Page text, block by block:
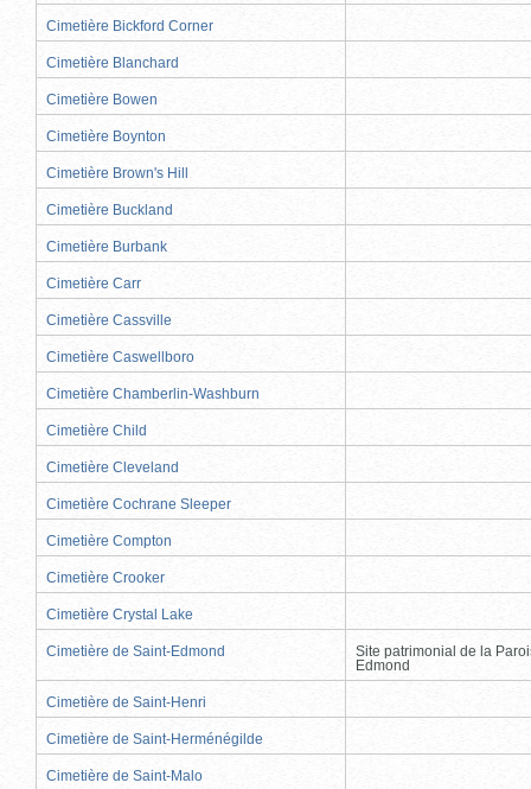
Cimetière Bickford Corner
Cimetière Blanchard
Cimetière Bowen
Cimetière Boynton
Cimetière Brown's Hill
Cimetière Buckland
Cimetière Burbank
Cimetière Carr
Cimetière Cassville
Cimetière Caswellboro
Cimetière Chamberlin-Washburn
Cimetière Child
Cimetière Cleveland
Cimetière Cochrane Sleeper
Cimetière Compton
Cimetière Crooker
Cimetière Crystal Lake
Cimetière de Saint-Edmond
Site patrimonial de la
Edmond
Cimetière de Saint-Henri
Cimetière de Saint-Herménégilde
Cimetière de Saint-Malo